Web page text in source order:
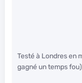
Testé à Londres en
gagné un temps